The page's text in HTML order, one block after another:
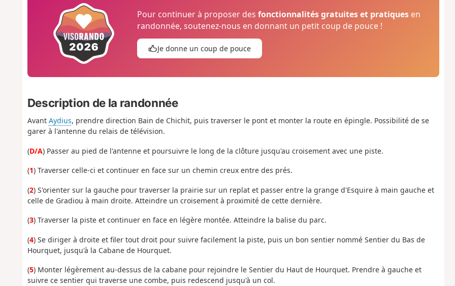
Pour continuer à proposer desfonctionnalités gratuites et pratiques en
randonnée, soutenez-nous en donnant un petit coup de pouce !
Je donne un coup de pouce
Description de la randonnée
Avant Aydius, prendre direction Bain de Chichit, puis traverser le pont et monter la route en épingle. Possibilité de se
garer à l'antenne du relais de télévision.
(D/A) Passer au pied de l'antenne et poursuivre le long de la clôture jusqu'au croisement avec une piste.
(1) Traverser celle-ci et continuer en face sur un chemin creux entre des prés.
(2) S'orienter sur la gauche pour traverser la prairie sur un replat et passer entre la grange d'Esquire à main gauche et
celle de Gradiou à main droite. Atteindre un croisement à proximité de cette dernière.
(3) Traverser la piste et continuer en face en légère montée. Atteindre la balise du parc.
(4) Se diriger à droite et filer tout droit pour suivre facilement la piste, puis un bon sentier nommé Sentier du Bas de
Hourquet, jusqu'à la Cabane de Hourquet.
(5) Monter légèrement au-dessus de la cabane pour rejoindre le Sentier du Haut de Hourquet. Prendre à gauche et
suivre ce sentier qui traverse une combe, puis redescend jusqu'à un col.